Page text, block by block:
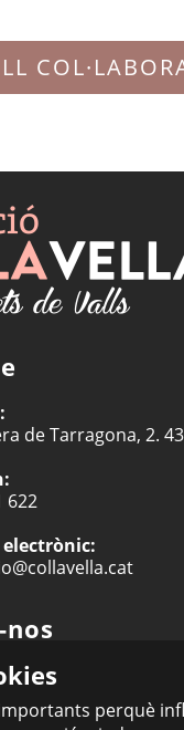
perquè
de Tarragona, 2.
622
electrònic:
Opens
nos